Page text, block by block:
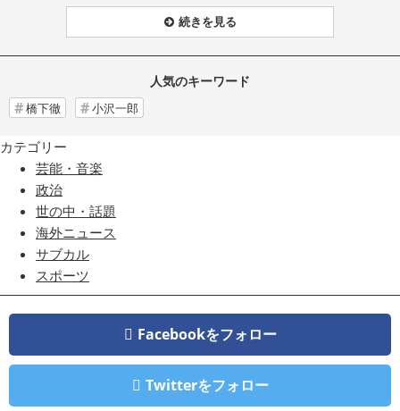
続きを見る
人気のキーワード
橋下徹 小沢一郎
カテゴリー
芸能・音楽
政治
世の中・話題
海外ニュース
サブカル
スポーツ
Facebookをフォロー
Twitterをフォロー